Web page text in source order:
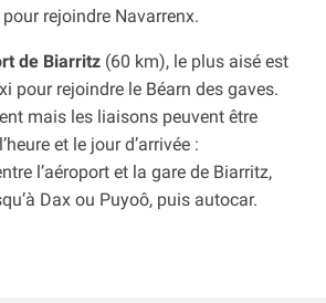
rejoindre Navarrenx.
de Biarritz (60 km), le plus aisé est
pour rejoindre le Béarn des gaves.
mais les liaisons peuvent être
et le jour d’arrivée :
l’aéroport et la gare de Biarritz,
Dax ou Puyoô, puis autocar.